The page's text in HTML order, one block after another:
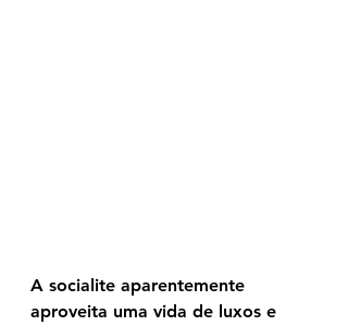
A socialite aparentemente
aproveita uma vida de luxos e